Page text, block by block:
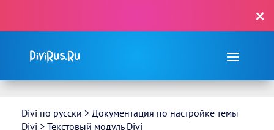
×
Divi по русски > Документация по настройке темы
Divi > Текстовый модуль Divi